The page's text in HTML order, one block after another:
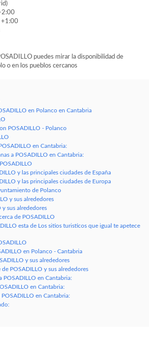
+1:00
puedes mirar la disponibilidad de
o en los pueblos cercanos
en Polanco en Cantabria
POSADILLO - Polanco
en Cantabria:
a POSADILLO en Cantabria:
y las principales ciudades de España
y las principales ciudades de Europa
de Polanco
y sus alrededores
sus alrededores
de POSADILLO
esta de Los sitios turisticos que igual te apetece
en Polanco - Cantabria
y sus alrededores
POSADILLO y sus alrededores
POSADILLO en Cantabria:
en Cantabria:
POSADILLO en Cantabria: